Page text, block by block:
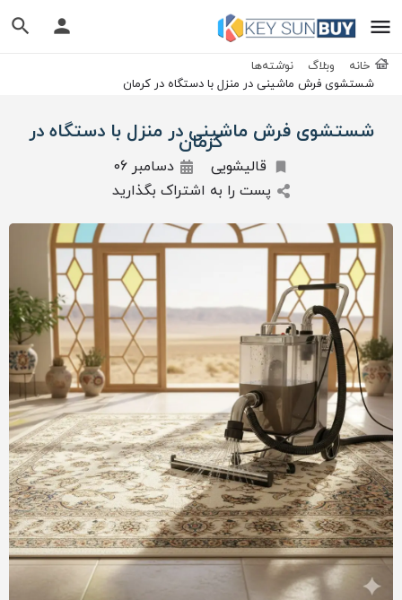
خانه وبلاگ
نوشته‌ها
شستشوی فرش ماشینی در منزل با دستگاه در کرمان
شستشوی فرش ماشینی در منزل با دستگاه در
کرمان
قالیشویی
دسامبر 06
پست را به اشتراک بگذارید